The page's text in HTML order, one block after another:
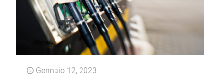
Gennaio 12, 2023